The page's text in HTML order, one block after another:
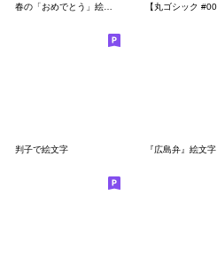
判子で絵文字 『広島弁』絵文字